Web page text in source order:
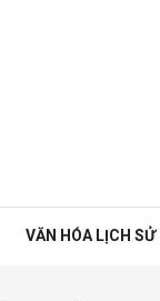
VĂN HÓA LỊCH SỬ